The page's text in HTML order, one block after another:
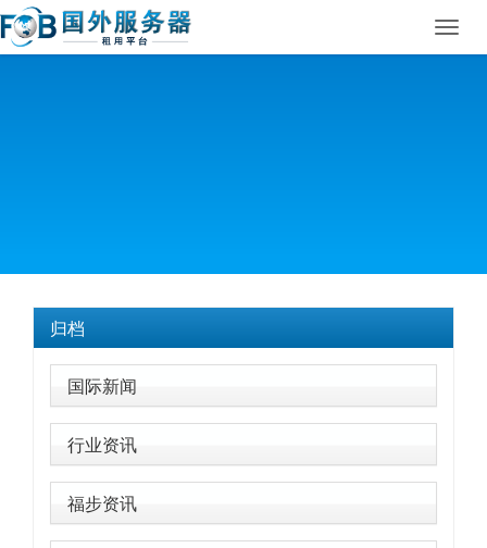
归档
国际新闻
行业资讯
福步资讯